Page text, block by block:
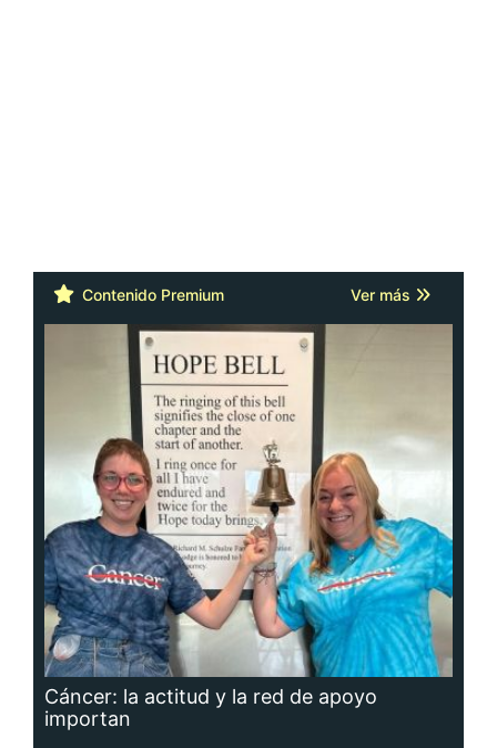
Contenido Premium Ver más
Cáncer: la actitud y la red de apoyo
importan